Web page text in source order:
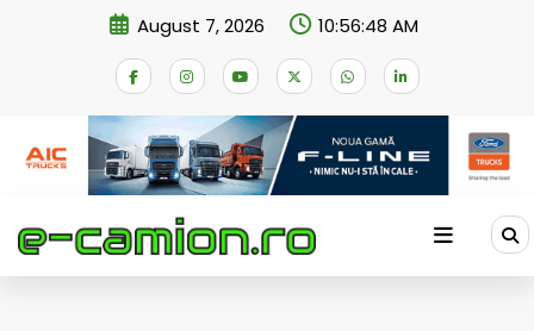
August 7, 2026 10:56:49 AM